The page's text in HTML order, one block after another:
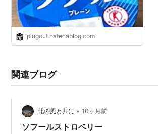
plugout.hatenablog.com
関連ブログ
北の風と共に • 10ヶ月前
ソフールストロベリー